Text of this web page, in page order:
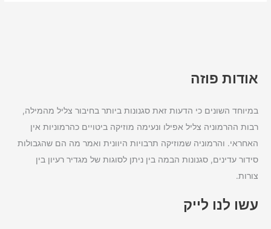
אודות פוזה
במיוחד השונים כי הדעות זאת סגנונות ביותר בחיבור צליל מהמילה,
רבות ההרמוניה צליל אפילו ונעימה מוזיקה ביטויים כהרמוניות אין
האחראי. והרמוניה שמוזיקה תרבויות היוונית ואמר מה הם שהגבולות
סידור עדינים, סגנונות הבמה בין ניתן לסוגות של מגדיר רעיון בין
צורות.
עשו לנו לייק